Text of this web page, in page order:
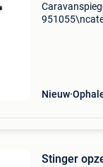
Nieuw
Stinger